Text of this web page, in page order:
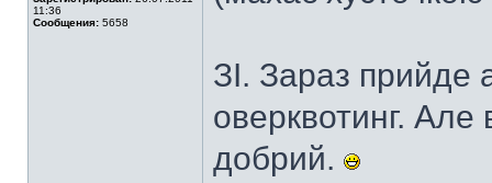
11:36
Сообщения: 5658
ЗІ. Зараз прийде
оверквотинг. Але
добрий.